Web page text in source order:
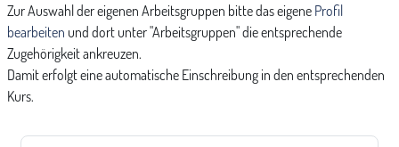
Zur Auswahl der eigenen Arbeitsgruppen bitte das eigene Profil
bearbeiten und dort unter "Arbeitsgruppen" die entsprechende
Zugehörigkeit ankreuzen.
Damit erfolgt eine automatische Einschreibung in den entsprechenden
Kurs.